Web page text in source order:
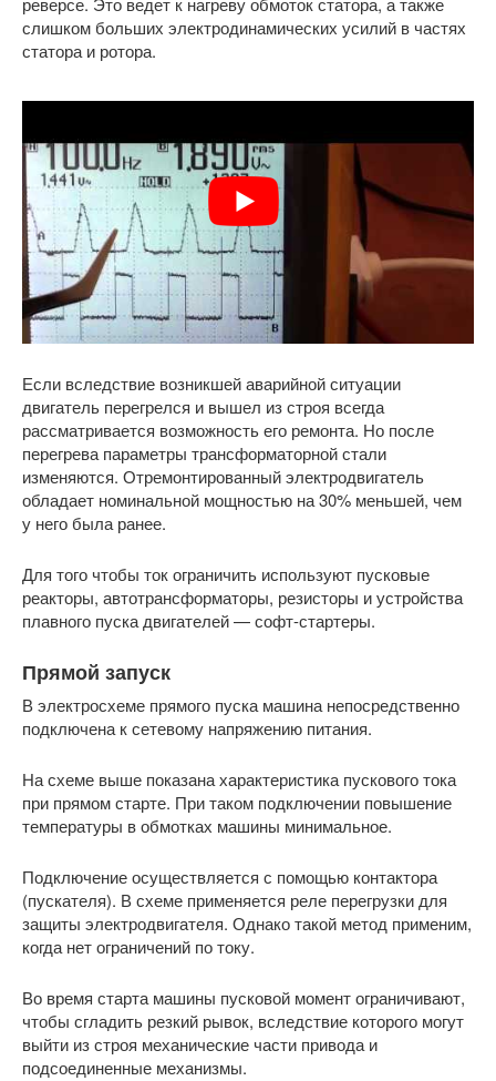
слишком больших электродинамических усилий в частях
статора и ротора.
Если вследствие возникшей аварийной ситуации
двигатель перегрелся и вышел из строя всегда
рассматривается возможность его ремонта. Но после
перегрева параметры трансформаторной стали
изменяются. Отремонтированный электродвигатель
обладает номинальной мощностью на 30% меньшей, чем
у него была ранее.
Для того чтобы ток ограничить используют пусковые
реакторы, автотрансформаторы, резисторы и устройства
плавного пуска двигателей — софт-стартеры.
Прямой запуск
В электросхеме прямого пуска машина непосредственно
подключена к сетевому напряжению питания.
На схеме выше показана характеристика пускового тока
при прямом старте. При таком подключении повышение
температуры в обмотках машины минимальное.
Подключение осуществляется с помощью контактора
(пускателя). В схеме применяется реле перегрузки для
защиты электродвигателя. Однако такой метод применим,
когда нет ограничений по току.
Во время старта машины пусковой момент ограничивают,
чтобы сгладить резкий рывок, вследствие которого могут
выйти из строя механические части привода и
подсоединенные механизмы.